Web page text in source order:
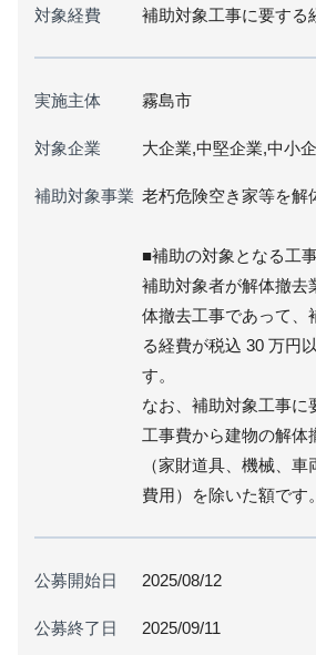
対象経費 補助対象工事に要する
実施主体 霧島市
対象企業 大企業,中堅企業,中小
補助対象事業 老朽危険空き家等を解
■補助の対象となる工
補助対象者が解体撤
体撤去工事であって、
る経費が税込 30 万円
す。
なお、補助対象工事に
工事費から建物の解体
（家財道具、機械、
費用）を除いた額です。
公募開始日 2025/08/12
公募終了日 2025/09/11